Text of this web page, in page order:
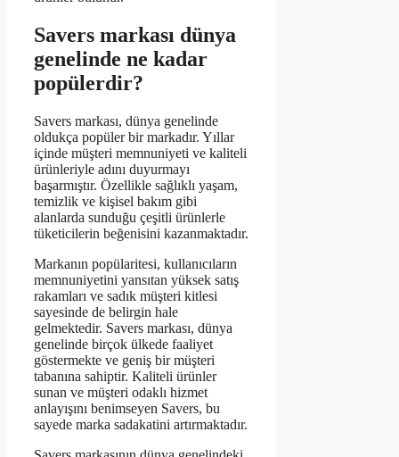
Savers markası dünya
genelinde ne kadar
popülerdir?
Savers markası, dünya genelinde
oldukça popüler bir markadır. Yıllar
içinde müşteri memnuniyeti ve kaliteli
ürünleriyle adını duyurmayı
başarmıştır. Özellikle sağlıklı yaşam,
temizlik ve kişisel bakım gibi
alanlarda sunduğu çeşitli ürünlerle
tüketicilerin beğenisini kazanmaktadır.
Markanın popülaritesi, kullanıcıların
memnuniyetini yansıtan yüksek satış
rakamları ve sadık müşteri kitlesi
sayesinde de belirgin hale
gelmektedir. Savers markası, dünya
genelinde birçok ülkede faaliyet
göstermekte ve geniş bir müşteri
tabanına sahiptir. Kaliteli ürünler
sunan ve müşteri odaklı hizmet
anlayışını benimseyen Savers, bu
sayede marka sadakatini artırmaktadır.